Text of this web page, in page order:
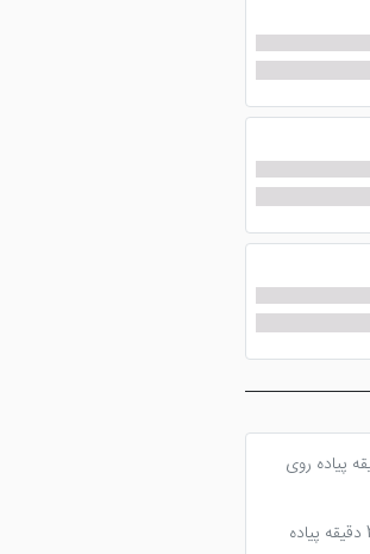
شده تا در صورت نیاز از آن استفاده کنند.
موسی ابن الجعفر است. بیمارستان موسی
می باشند.
26 دقیقه پیاده